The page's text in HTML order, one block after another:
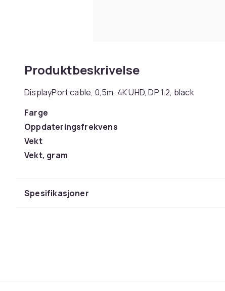
Produktbeskrivelse
DisplayPort cable, 0,5m, 4K UHD, DP 1.2, black
Farge
Oppdateringsfrekvens
Vekt
Vekt, gram
Produktsikkerhetsinformasjon
Spesifikasjoner